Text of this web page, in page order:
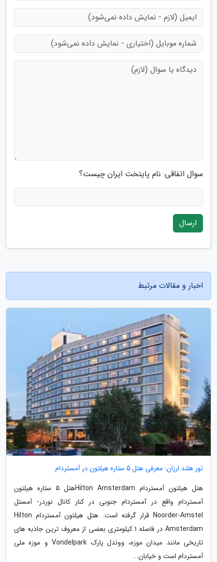
سوال اتفاقی: نام پایتخت ایران چیست؟
ارسال
اخبار و مقالات مرتبط
تور هلند ارزان: معرفی هتل 5 ستاره هیلتون در آمستردام
هتل هیلتون آمستردام Hilton Amsterdamهتل 5 ستاره هیلتون
آمستردام واقع در آمستردام جنوبی در کنار کانال نوردر- آمستل
Noorder-Amstel قرار گرفته است. هتل هیلتون آمستردام Hilton
Amsterdam در فاصله 1 کیلومتری بعضی از معروف ترین جاذبه های
تاریخی مانند میدان موزه، ووندل پارک Vondelpark و موزه ملی
آمستردام است و خیابان...